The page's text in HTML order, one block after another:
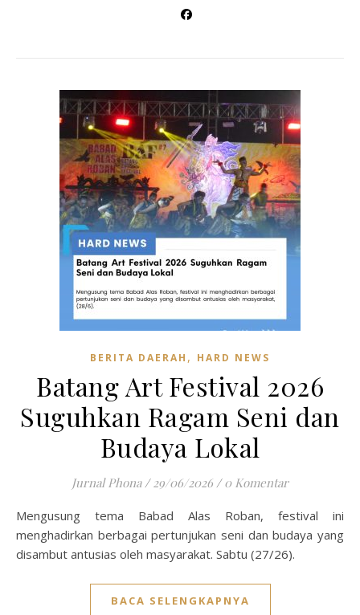
BERITA DAERAH , HARD NEWS
Batang Art Festival 2026
Suguhkan Ragam Seni dan
Budaya Lokal
Jurnal Phona / 29/06/2026 / 0 Komentar
Mengusung tema Babad Alas Roban, festival ini
menghadirkan berbagai pertunjukan seni dan budaya yang
disambut antusias oleh masyarakat. Sabtu (27/26).
BACA SELENGKAPNYA